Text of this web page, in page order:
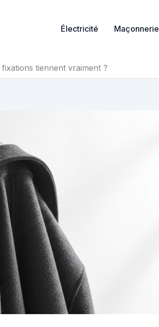
Électricité Maçonnerie
tiennent vraiment ?